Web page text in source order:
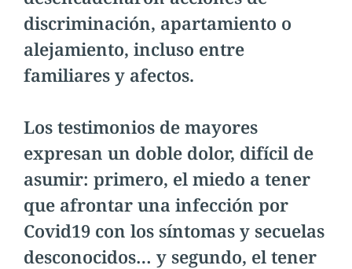
discriminación, apartamiento o
alejamiento, incluso entre
familiares y afectos.
Los testimonios de mayores
expresan un doble dolor, difícil de
asumir: primero, el miedo a tener
que afrontar una infección por
Covid19 con los síntomas y secuelas
desconocidos… y segundo, el tener